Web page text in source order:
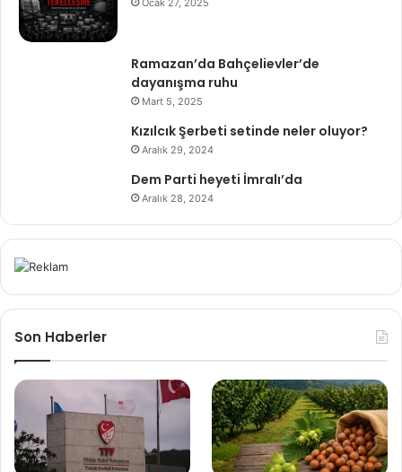
Ocak 27, 2025
Ramazan’da Bahçelievler’de
dayanışma ruhu
Mart 5, 2025
Kızılcık Şerbeti setinde neler oluyor?
Aralık 29, 2024
Dem Parti heyeti İmralı’da
Aralık 28, 2024
Son Haberler